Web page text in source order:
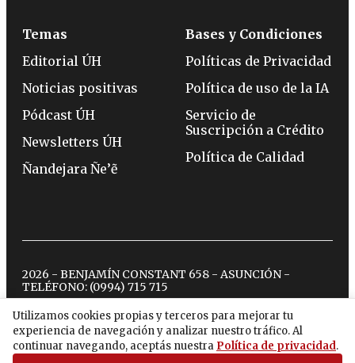
Utilizamos cookies propias y terceros para mejorar tu
experiencia de navegación y analizar nuestro tráfico. Al
continuar navegando, aceptás nuestra Política de privacidad.
Temas
Editorial ÚH
Noticias positivas
Pódcast ÚH
Newsletters ÚH
Ñandejara Ñe’ẽ
Bases y Condiciones
Políticas de Privacidad
Política de uso de la IA
Servicio de
Suscripción a Crédito
Política de Calidad
2026 - BENJAMÍN CONSTANT 658 - ASUNCIÓN -
TELÉFONO: (0994) 715 715
twitterinstagram
facebook
tiktokyoutubespotify